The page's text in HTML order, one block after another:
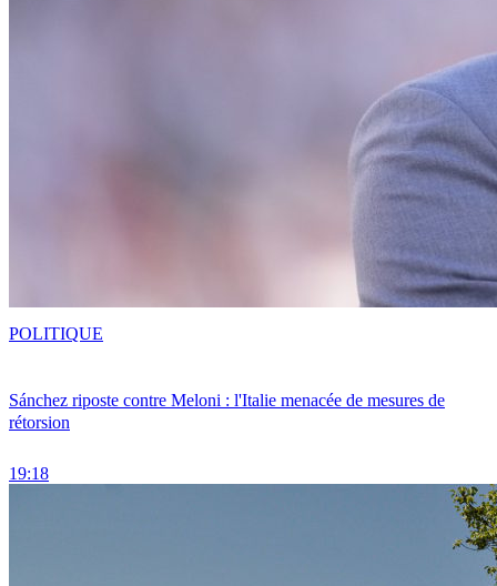
Sánchez riposte contre Meloni : l'Italie menacée de mesures de
rétorsion
19:18
POLITIQUE